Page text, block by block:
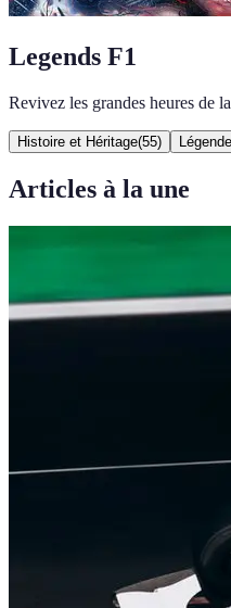
Legends F1
Revivez les grandes heures de
Histoire et Héritage(55)
Articles à la une